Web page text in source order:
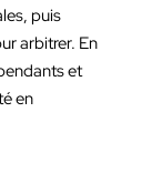
puis
arbitrer. En
et
en